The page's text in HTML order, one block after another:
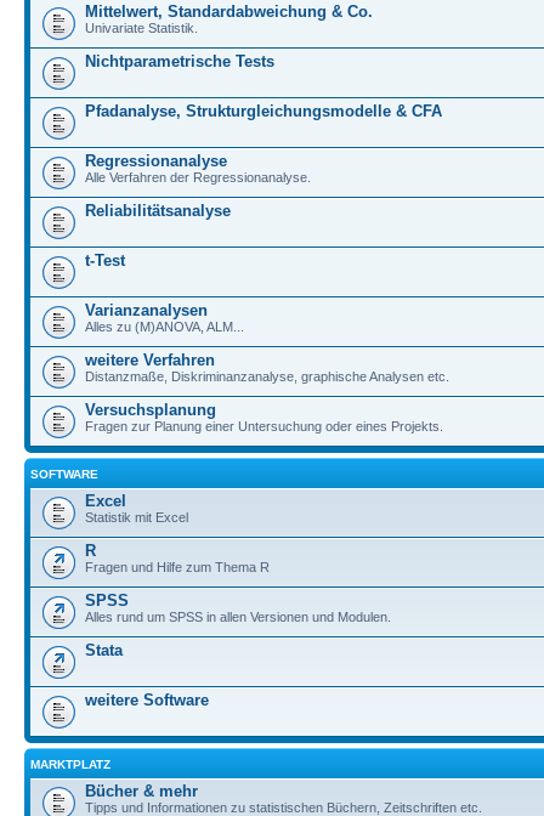
Mittelwert, Standardabweichung & Co.
Univariate Statistik.
Nichtparametrische Tests
Pfadanalyse, Strukturgleichungsmodelle & CFA
Regressionanalyse
Alle Verfahren der Regressionanalyse.
Reliabilitätsanalyse
t-Test
Varianzanalysen
Alles zu (M)ANOVA, ALM...
weitere Verfahren
Distanzmaße, Diskriminanzanalyse, graphische Analysen etc.
Versuchsplanung
Fragen zur Planung einer Untersuchung oder eines Projekts.
SOFTWARE
Excel
Statistik mit Excel
R
Fragen und Hilfe zum Thema R
SPSS
Alles rund um SPSS in allen Versionen und Modulen.
Stata
weitere Software
MARKTPLATZ
Bücher & mehr
Tipps und Informationen zu statistischen Büchern, Zeitschriften etc.